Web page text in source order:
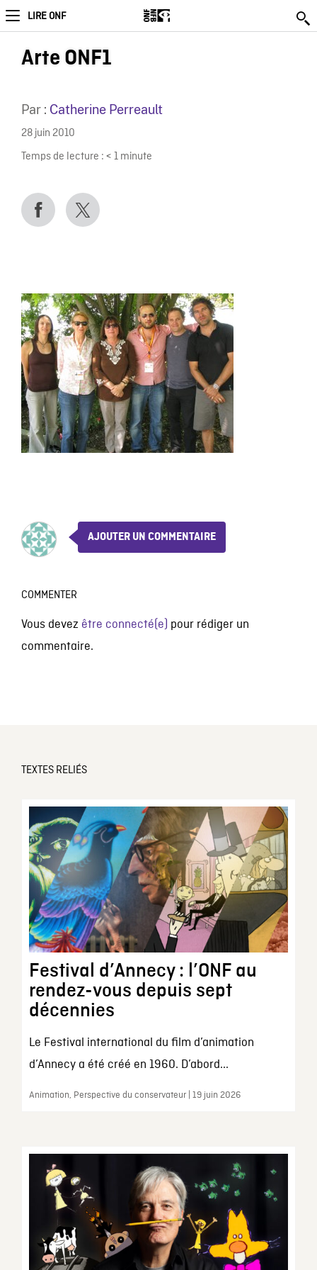
LIRE ONF
Arte ONF1
Par : Catherine Perreault
28 juin 2010
Temps de lecture : < 1 minute
AJOUTER UN COMMENTAIRE
COMMENTER
Vous devez être connecté(e) pour rédiger un
commentaire.
TEXTES RELIÉS
Festival d’Annecy : l’ONF au
rendez-vous depuis sept
décennies
Le Festival international du film d’animation
d’Annecy a été créé en 1960. D’abord...
Animation, Perspective du conservateur | 19 juin 2026